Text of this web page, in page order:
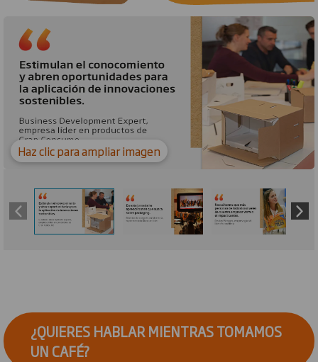
Carousel. Use previous and next buttons to move
Haz clic para ampliar imagen
¿QUIERES HABLAR MIENTRAS TOMAMOS
UN CAFÉ?